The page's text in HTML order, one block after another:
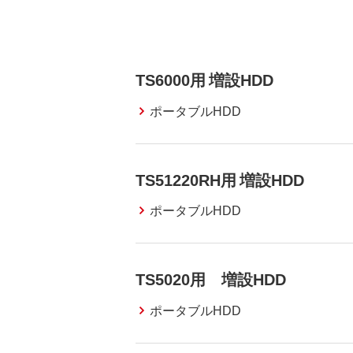
TS6000用 増設HDD
ポータブルHDD
TS51220RH用 増設HDD
ポータブルHDD
TS5020用 増設HDD
ポータブルHDD